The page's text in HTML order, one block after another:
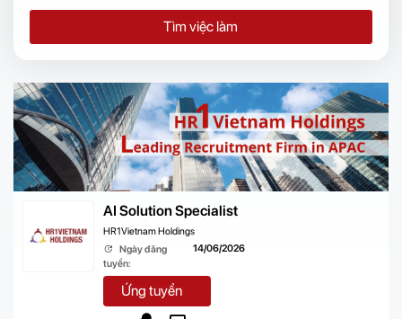
Tìm việc làm
AI Solution Specialist
HR1Vietnam Holdings
Ngày đăng
tuyển:
14/06/2026
Ứng tuyển